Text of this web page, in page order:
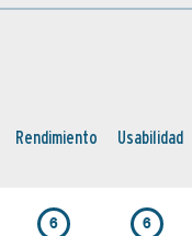
Rendimiento Usabilidad
6 6